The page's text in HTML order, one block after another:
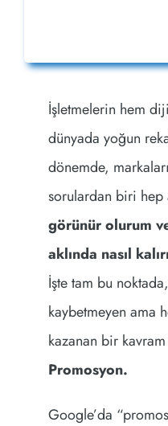
İşletmelerin hem
dünyada yoğun
dönemde,
sorulardan biri hep
görünür olurum
aklında nasıl
İşte tam bu
kaybetmeyen ama
kazanan bir
Promosyon.
Google’da